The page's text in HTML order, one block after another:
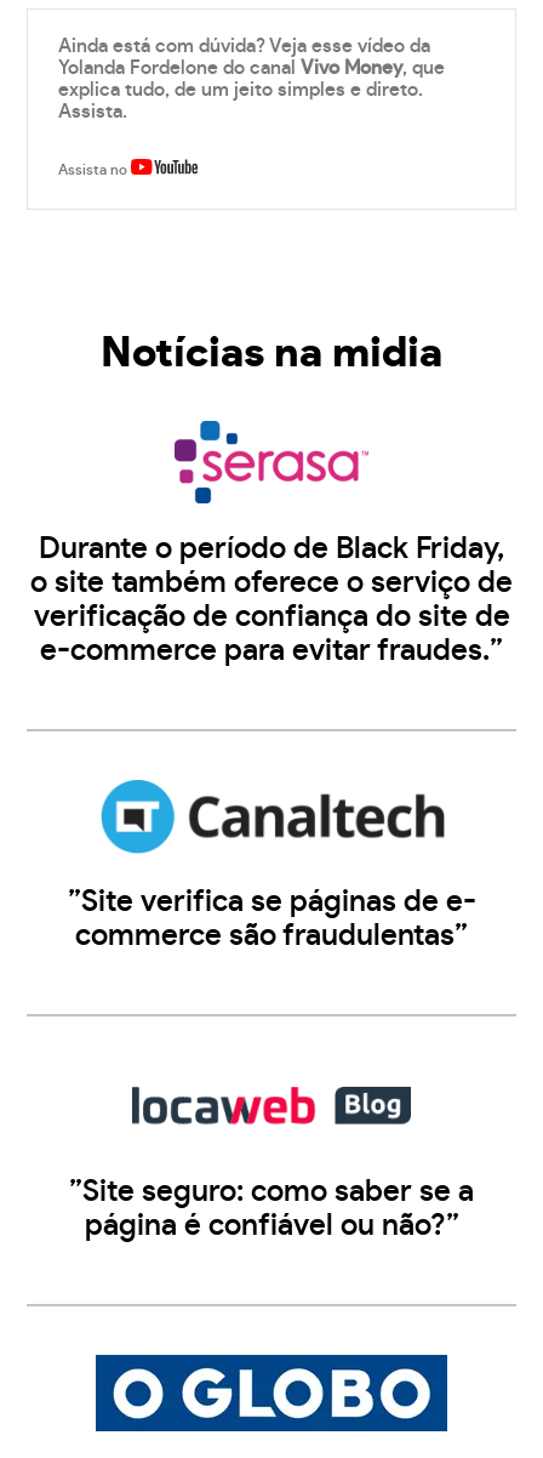
Ainda está com dúvida? Veja esse vídeo da
Yolanda Fordelone do canalVivo Money, que
explica tudo, de um jeito simples e direto.
Assista.
Assista no
Notícias na midia
Durante o período de Black Friday,
o site também oferece o serviço de
verificação de confiança do site de
e-commerce para evitar fraudes.”
”Site verifica se páginas de e-
commerce são fraudulentas”
”Site seguro: como saber se a
página é confiável ou não?”